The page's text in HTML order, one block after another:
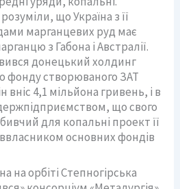
що Україна з її
марганцевих руд має
з Габона і Австралії.
донецький холдинг
фонду створюваного ЗАТ
вніс 4,1 мільйона гривень, і в
що свого
для копальні проект її
основних фондів
на орбіті Степногірська